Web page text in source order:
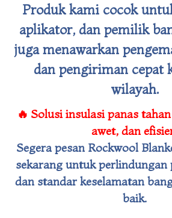
Produk kami cocok
aplikator, dan pemilik
juga menawarkan
dan pengiriman cepat
wilayah.
🔥 Solusi insulasi panas
awet, dan
Segera pesan Rockwool
sekarang untuk perlindungan
dan standar keselamatan
baik.